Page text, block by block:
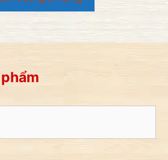
à
i